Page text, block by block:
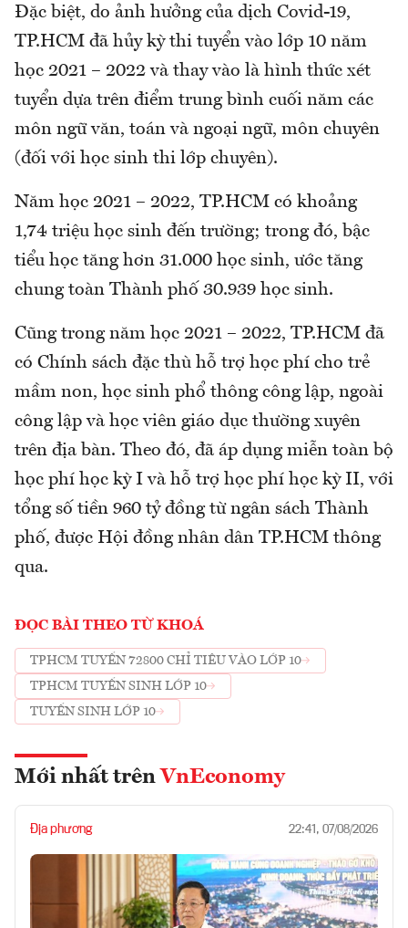
Đặc biệt, do ảnh hưởng của dịch Covid-19,
TP.HCM đã hủy kỳ thi tuyển vào lớp 10 năm
học 2021 – 2022 và thay vào là hình thức xét
tuyển dựa trên điểm trung bình cuối năm các
môn ngữ văn, toán và ngoại ngữ, môn chuyên
(đối với học sinh thi lớp chuyên).
Năm học 2021 – 2022, TP.HCM có khoảng
1,74 triệu học sinh đến trường; trong đó, bậc
tiểu học tăng hơn 31.000 học sinh, ước tăng
chung toàn Thành phố 30.939 học sinh.
Cũng trong năm học 2021 – 2022, TP.HCM đã
có Chính sách đặc thù hỗ trợ học phí cho trẻ
mầm non, học sinh phổ thông công lập, ngoài
công lập và học viên giáo dục thường xuyên
trên địa bàn. Theo đó, đã áp dụng miễn toàn bộ
học phí học kỳ I và hỗ trợ học phí học kỳ II, với
tổng số tiền 960 tỷ đồng từ ngân sách Thành
phố, được Hội đồng nhân dân TP.HCM thông
qua.
ĐỌC BÀI THEO TỪ KHOÁ
TPHCM TUYỂN 72800 CHỈ TIÊU VÀO LỚP 10
TPHCM TUYỂN SINH LỚP 10
TUYỂN SINH LỚP 10
Mới nhất trên VnEconomy
Địa phương 22:41, 07/08/2026